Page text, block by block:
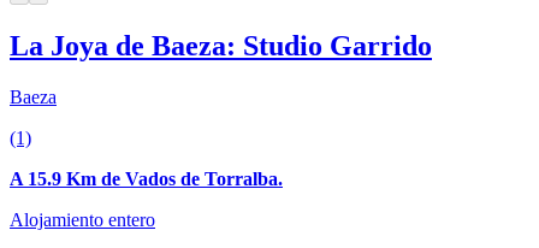
La Joya de Baeza: Studio Garrido
Baeza
(1)
A 15.9 Km de Vados de Torralba.
Alojamiento entero